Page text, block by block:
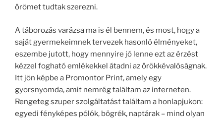
örömet tudtak szerezni.
A táborozás varázsa ma is él bennem, és most, hogy a
saját gyermekeimnek tervezek hasonló élményeket,
eszembe jutott, hogy mennyire jó lenne ezt az érzést
kézzel fogható emlékekkel átadni az örökkévalóságnak.
Itt jön képbe a Promontor Print, amely egy
gyorsnyomda, amit nemrég találtam az interneten.
Rengeteg szuper szolgáltatást találtam a honlapjukon:
egyedi fényképes pólók, bögrék, naptárak – mind olyan